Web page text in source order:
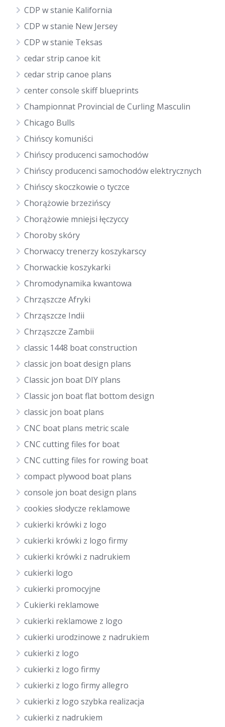
CDP w stanie Kalifornia
CDP w stanie New Jersey
CDP w stanie Teksas
cedar strip canoe kit
cedar strip canoe plans
center console skiff blueprints
Championnat Provincial de Curling Masculin
Chicago Bulls
Chińscy komuniści
Chińscy producenci samochodów
Chińscy producenci samochodów elektrycznych
Chińscy skoczkowie o tyczce
Chorążowie brzezińscy
Chorążowie mniejsi łęczyccy
Choroby skóry
Chorwaccy trenerzy koszykarscy
Chorwackie koszykarki
Chromodynamika kwantowa
Chrząszcze Afryki
Chrząszcze Indii
Chrząszcze Zambii
classic 1448 boat construction
classic jon boat design plans
Classic jon boat DIY plans
Classic jon boat flat bottom design
classic jon boat plans
CNC boat plans metric scale
CNC cutting files for boat
CNC cutting files for rowing boat
compact plywood boat plans
console jon boat design plans
cookies słodycze reklamowe
cukierki krówki z logo
cukierki krówki z logo firmy
cukierki krówki z nadrukiem
cukierki logo
cukierki promocyjne
Cukierki reklamowe
cukierki reklamowe z logo
cukierki urodzinowe z nadrukiem
cukierki z logo
cukierki z logo firmy
cukierki z logo firmy allegro
cukierki z logo szybka realizacja
cukierki z nadrukiem